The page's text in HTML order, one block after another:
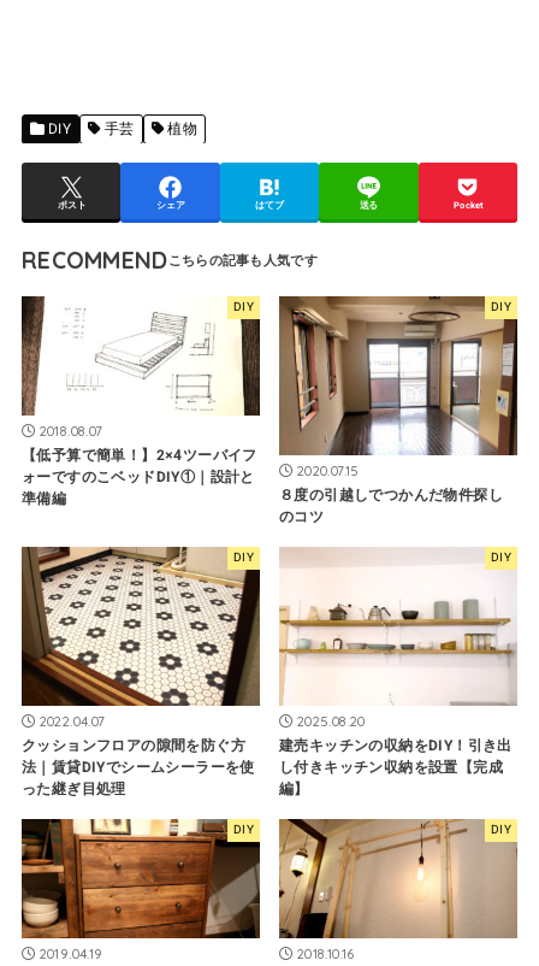
DIY 手芸 植物
ポスト シェア はてブ 送る Pocket
RECOMMEND
DIY
2018.08.07
【低予算で簡単！】2×4ツーバイフ
ォーですのこベッドDIY①｜設計と
準備編
DIY
2020.07.15
８度の引越しでつかんだ物件探し
のコツ
DIY
2022.04.07
クッションフロアの隙間を防ぐ方
法｜賃貸DIYでシームシーラーを使
った継ぎ目処理
DIY
2025.08.20
建売キッチンの収納をDIY！引き出
し付きキッチン収納を設置【完成
編】
DIY
2019.04.19
DIY
2018.10.16